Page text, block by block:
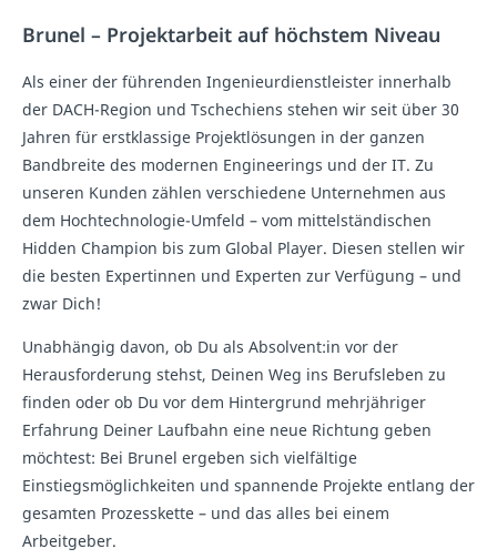
Brunel – Projektarbeit auf höchstem Niveau
Als einer der führenden Ingenieurdienstleister innerhalb
der DACH-Region und Tschechiens stehen wir seit über 30
Jahren für erstklassige Projektlösungen in der ganzen
Bandbreite des modernen Engineerings und der IT. Zu
unseren Kunden zählen verschiedene Unternehmen aus
dem Hochtechnologie-Umfeld – vom mittelständischen
Hidden Champion bis zum Global Player. Diesen stellen wir
die besten Expertinnen und Experten zur Verfügung – und
zwar Dich!
Unabhängig davon, ob Du als Absolvent:in vor der
Herausforderung stehst, Deinen Weg ins Berufsleben zu
finden oder ob Du vor dem Hintergrund mehrjähriger
Erfahrung Deiner Laufbahn eine neue Richtung geben
möchtest: Bei Brunel ergeben sich vielfältige
Einstiegsmöglichkeiten und spannende Projekte entlang der
gesamten Prozesskette – und das alles bei einem
Arbeitgeber.